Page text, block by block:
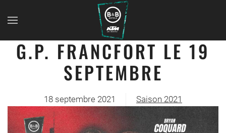
G.P. FRANCFORT LE 19
SEPTEMBRE
18 septembre 2021 Saison 2021